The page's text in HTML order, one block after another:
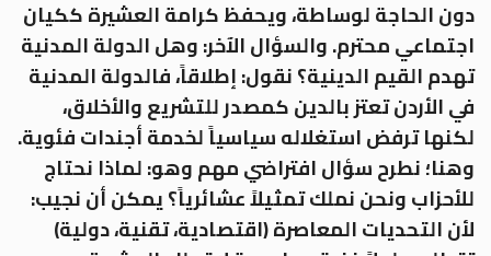
دون الحاجة لوساطة، ويحفظ كرامة العشيرة ككيان
اجتماعي محترم. والسؤال الآخر: وهل الدولة المدنية
تهدم القيم الدينية؟ نقول: إطلاقاً، فالدولة المدنية
في الأردن تعتز بالدين كمصدر للتشريع والأخلاق،
لكنها ترفض استغلاله سياسياً لخدمة أجندات فئوية.
وهنا؛ نطرح سؤال افتراضي مهم وهو: لماذا نحتاج
للأحزاب ونحن نملك تمثيلاً عشائرياً؟ يمكن أن نجيب:
لأن التحديات المعاصرة (اقتصادية، تقنية، دولية)